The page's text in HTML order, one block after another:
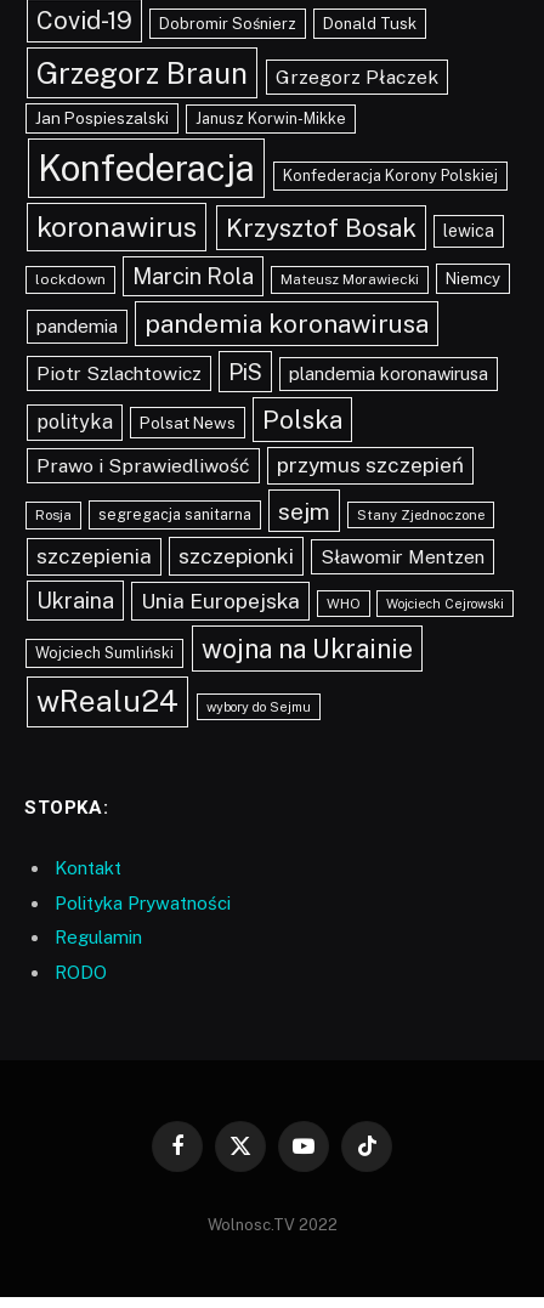
Covid-19 Dobromir Sośnierz Donald Tusk
Grzegorz Braun Grzegorz Płaczek
Jan Pospieszalski Janusz Korwin-Mikke
Konfederacja Konfederacja Korony Polskiej
koronawirus Krzysztof Bosak lewica
lockdown Marcin Rola Mateusz Morawiecki Niemcy
pandemia pandemia koronawirusa
Piotr Szlachtowicz PiS plandemia koronawirusa
polityka Polsat News Polska
Prawo i Sprawiedliwość przymus szczepień
Rosja segregacja sanitarna sejm Stany Zjednoczone
szczepienia szczepionki Sławomir Mentzen
Ukraina Unia Europejska WHO Wojciech Cejrowski
Wojciech Sumliński wojna na Ukrainie
wRealu24 wybory do Sejmu
STOPKA:
Kontakt
Polityka Prywatności
Regulamin
RODO
Facebook
X
YouTubeTikTok
Wolnosc.TV 2022